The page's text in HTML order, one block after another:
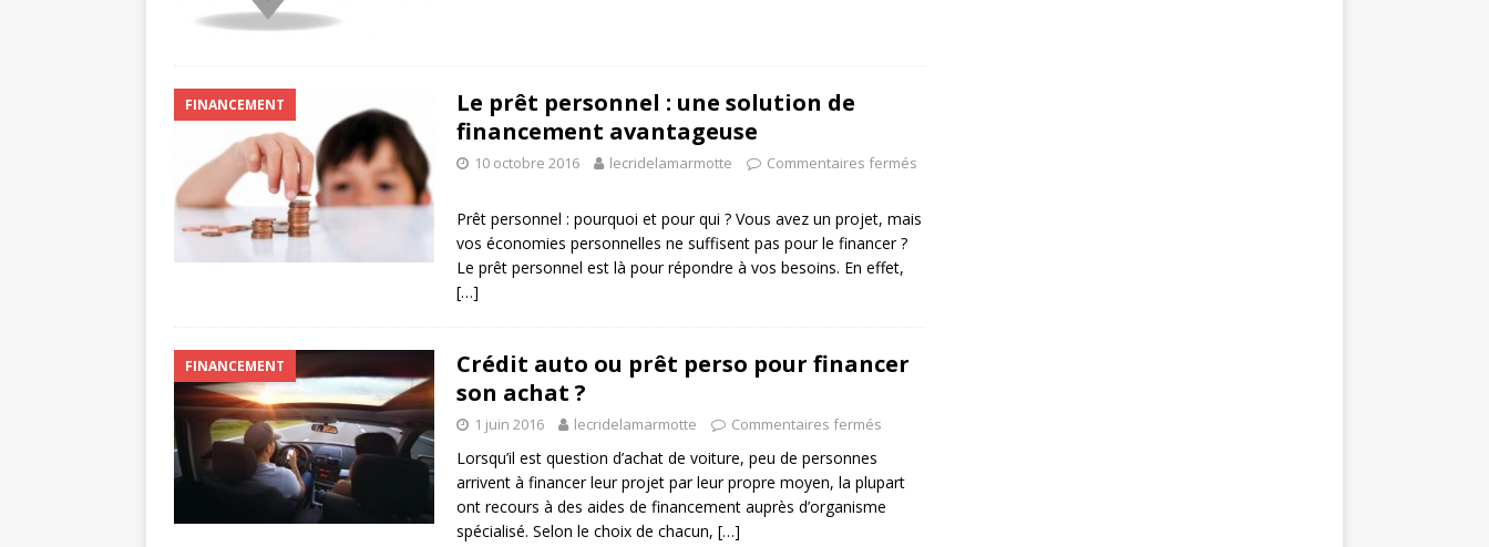
FINANCEMENT
Le prêt personnel : une solution de
financement avantageuse
10 octobre 2016 lecridelamarmotte Commentaires fermés
Prêt personnel : pourquoi et pour qui ? Vous avez un projet, mais
vos économies personnelles ne suffisent pas pour le financer ?
Le prêt personnel est là pour répondre à vos besoins. En effet,
[…]
FINANCEMENT
Crédit auto ou prêt perso pour financer
son achat ?
1 juin 2016 lecridelamarmotte Commentaires fermés
Lorsqu’il est question d’achat de voiture, peu de personnes
arrivent à financer leur projet par leur propre moyen, la plupart
ont recours à des aides de financement auprès d’organisme
spécialisé. Selon le choix de chacun, […]